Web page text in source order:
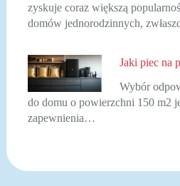
zyskuje coraz większą
domów jednorodzinnych,
Jaki piec na
Wybór
do domu o powierzchni 150 m2
zapewnienia…